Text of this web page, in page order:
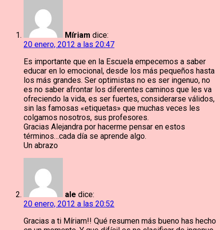
Míriam dice:
20 enero, 2012 a las 20:47
Es importante que en la Escuela empecemos a saber
educar en lo emocional, desde los más pequeños hasta
los más grandes. Ser optimistas no es ser ingenuo, no
es no saber afrontar los diferentes caminos que les va
ofreciendo la vida, es ser fuertes, considerarse válidos,
sin las famosas «etiquetas» que muchas veces les
colgamos nosotros, sus profesores.
Gracias Alejandra por hacerme pensar en estos
términos…cada día se aprende algo.
Un abrazo
ale dice:
20 enero, 2012 a las 20:52
Gracias a ti Míriam!! Qué resumen más bueno has hecho